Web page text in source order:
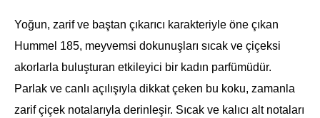
Yoğun, zarif ve baştan çıkarıcı karakteriyle öne çıkan
Hummel 185, meyvemsi dokunuşları sıcak ve çiçeksi
akorlarla buluşturan etkileyici bir kadın parfümüdür.
Parlak ve canlı açılışıyla dikkat çeken bu koku, zamanla
zarif çiçek notalarıyla derinleşir. Sıcak ve kalıcı alt notaları